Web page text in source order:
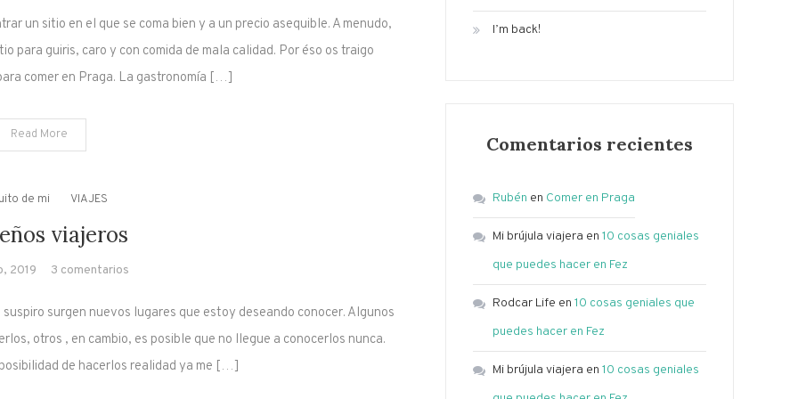
en
Praga
un sitio en el que se coma bien y a un precio asequible. A menudo,
para guiris, caro y con comida de mala calidad. Por éso os traigo
comer en Praga. La gastronomía […]
Read More
de mi VIAJES
viajeros
2019 3 comentarios
sueños
viajeros
surgen nuevos lugares que estoy deseando conocer. Algunos
otros , en cambio, es posible que no llegue a conocerlos nunca.
de hacerlos realidad ya me […]
I’m back!
Comentarios recientes
Rubén en Comer en Praga
Mi brújula viajera en 10 cosas geniales
que puedes hacer en Fez
Rodcar Life en 10 cosas geniales que
puedes hacer en Fez
Mi brújula viajera en 10 cosas geniales